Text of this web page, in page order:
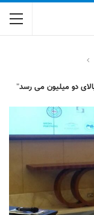
دو میلیون می رسد"